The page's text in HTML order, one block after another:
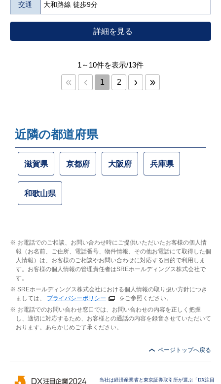
交通 大和路線 徒歩9分
詳細を見る
1～10件を表示/13件
1 2
近隣の都道府県
滋賀県 京都府 大阪府 兵庫県
和歌山県
お電話でのご相談、お問い合わせ時にご提供いただいたお客様の個人情
報（お名前、ご住所、電話番号、物件情報、その他お電話にて取得した個
人情報）は、お客様のご相談やお問い合わせに対応する目的で利用しま
す。お客様の個人情報の管理責任者はSREホールディングス株式会社で
す。
SREホールディングス株式会社における個人情報の取り扱い方針につき
ましては、 プライバシーポリシー
をご参照ください。
お電話でのお問い合わせ窓口では、お問い合わせの内容を正しく把握
し、適切に対応するため、お客様との通話の内容を録音させていただいて
おります。あらかじめご了承ください。
ページトップへ戻る
当社は経済産業省と東京証券取引所が選ぶ「DX注目